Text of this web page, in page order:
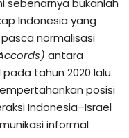
Indonesia yang
normalisasi
antara
tahun 2020 lalu.
posisi
Indonesia–Israel
informal